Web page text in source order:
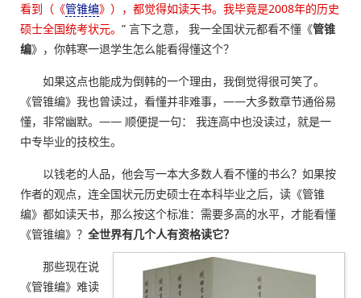
看到（《管锥编》），都觉得如读天书。我毕竟是2008年的历史
硕士全国统考状元。 ” 言下之意， 我一全国状元都看不懂《管锥
编》，你韩寒一退学生怎么能看得懂这个？
如果这点也能成为倒韩的一个理由，我倒觉得很可笑了。
《管锥编》我也曾读过，看懂并非难事，——大多数章节通俗易
懂，非常幽默。—— 顺便提一句： 我连高中也没读过，就是一
中专毕业的技校生。
以钱老的人品，他会写一本大多数人看不懂的书么？如果按
作者的观点，连全国状元历史硕士在本科毕业之后，读《管锥
编》都如读天书，那么按这个标准：需要多高的水平，才能看懂
《管锥编》？ 全世界有几个人有资格读它？
那些现在说
《管锥编》难读